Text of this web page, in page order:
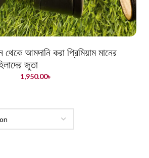
থেকে আমদানি করা প্রিমিয়াম মানের
জুতা
1,950.00৳